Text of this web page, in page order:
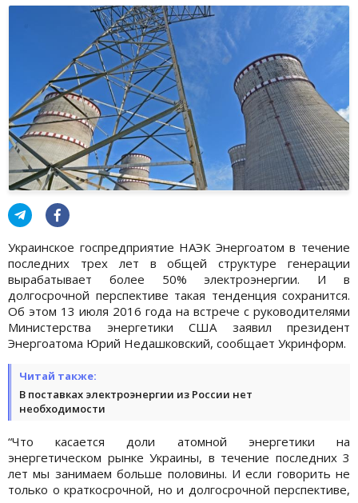
Украинское госпредприятие НАЭК Энергоатом в течение
последних трех лет в общей структуре генерации
вырабатывает более 50% электроэнергии. И в
долгосрочной перспективе такая тенденция сохранится.
Об этом 13 июля 2016 года на встрече с руководителями
Министерства энергетики США заявил президент
Энергоатома Юрий Недашковский, сообщает Укринформ.
Читай также:
В поставках электроэнергии из России нет
необходимости
“Что касается доли атомной энергетики на
энергетическом рынке Украины, в течение последних 3
лет мы занимаем больше половины. И если говорить не
только о краткосрочной, но и долгосрочной перспективе,